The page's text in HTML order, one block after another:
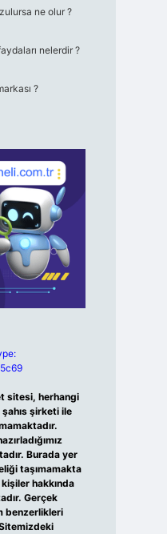
ne olur ?
nelerdir ?
?
sitesi, herhangi
şirketi ile
Burada yer
taşımamakta
hakkında
Gerçek
benzerlikleri